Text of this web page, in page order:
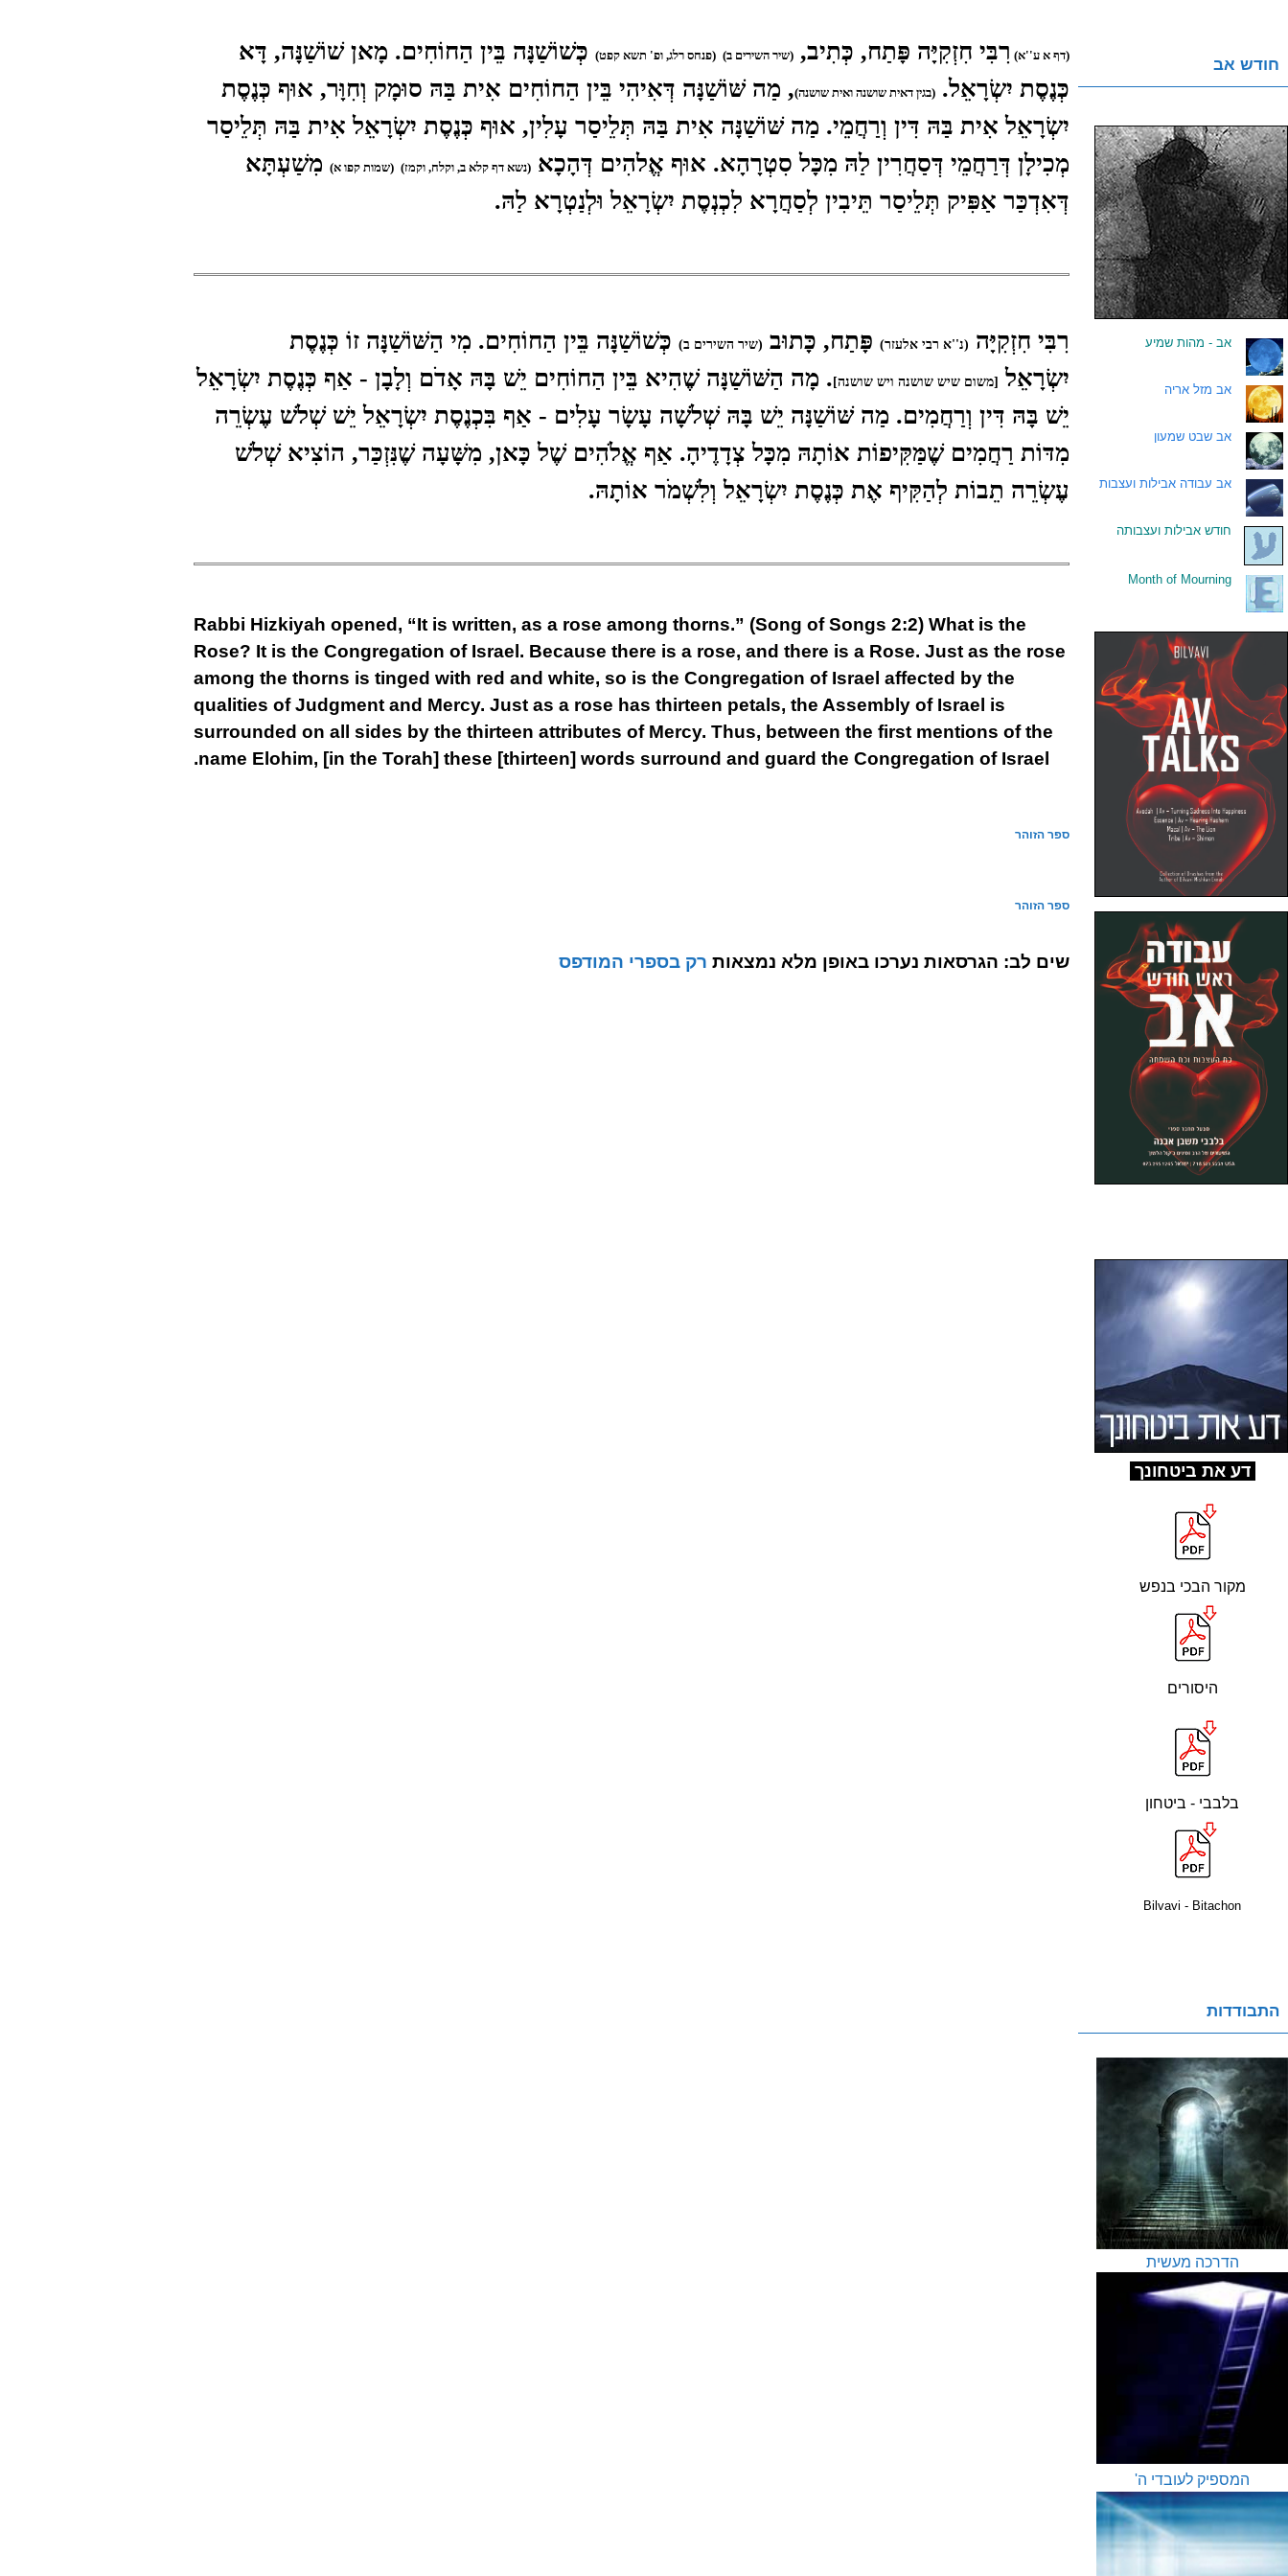
(דף א ע''א) רִבִּי חִזְקִיָּה פָּתַח, כְּתִיב,(שיר השירים ב) (פנחס רלג, ופ' תשא קפט) כְּשׁוֹשַׁנָּה בֵּין הַחוֹחִים. מָאן שׁוֹשַׁנָּה, דָּא
כְּנֶסֶת יִשְׂרָאֵל.(בגין דאית שושנה ואית שושנה), מַה שּׁוֹשַׁנָּה דְּאִיהִי בֵּין הַחוֹחִים אִית בַּהּ סוּמָק וְחִוָּר, אוּף כְּנֶסֶת
יִשְׂרָאֵל אִית בַּהּ דִּין וְרַחֲמֵי. מַה שּׁוֹשַׁנָּה אִית בַּהּ תְּלֵיסַר עָלִין, אוּף כְּנֶסֶת יִשְׂרָאֵל אִית בַּהּ תְּלֵיסַר
מְכִילָן דְּרַחֲמֵי דְּסַחֲרִין לַהּ מִכָּל סִטְרָהָא. אוּף אֱלהִים דְּהָכָא(נשא דף קלא ב, וקלח, וקמז) (שמות קפו א) מִשַׁעְתָּא
דְּאִדְכַּר אַפִּיק תְּלֵיסַר תֵּיבִין לְסַחֲרָא לִכְנְסֶת יִשְׂרָאֵל וּלְנַטְרָא לַהּ.
רִבִּי חִזְקִיָּה (נ''א רבי אלעזר) פָּתַח, כָּתוּב (שיר השירים ב) כְּשׁוֹשַׁנָּה בֵּין הַחוֹחִים. מִי הַשּׁוֹשַׁנָּה זוֹ כְּנֶסֶת
יִשְׂרָאֵל [משום שיש שושנה ויש שושנה]. מָה הַשּׁוֹשַׁנָּה שֶׁהִיא בֵּין הַחוֹחִים יֵשׁ בָּהּ אָדֹם וְלָבָן - אַף כְּנֶסֶת יִשְׂרָאֵל
יֵשׁ בָּהּ דִּין וְרַחֲמִים. מַה שּׁוֹשַׁנָּה יֵשׁ בָּהּ שְׁלֹשָׁה עָשָׂר עָלִים - אַף בִּכְנֶסֶת יִשְׂרָאֵל יֵשׁ שְׁלֹשׁ עֶשְׂרֵה
מִדּוֹת רַחֲמִים שֶׁמַּקִּיפוֹת אוֹתָהּ מִכָּל צְדָדֶיהָ. אַף אֱלֹהִים שֶׁל כָּאן, מִשָּׁעָה שֶׁנִּזְכַּר, הוֹצִיא שְׁלֹשׁ
עֶשְׂרֵה תֵבוֹת לְהַקִּיף אֶת כְּנֶסֶת יִשְׂרָאֵל וְלִשְׁמֹר אוֹתָהּ.
Rabbi Hizkiyah opened, “It is written, as a rose among thorns.” (Song of Songs 2:2) What is the
Rose? It is the Congregation of Israel. Because there is a rose, and there is a Rose. Just as the rose
among the thorns is tinged with red and white, so is the Congregation of Israel affected by the
qualities of Judgment and Mercy. Just as a rose has thirteen petals, the Assembly of Israel is
surrounded on all sides by the thirteen attributes of Mercy. Thus, between the first mentions of the
name Elohim, [in the Torah] these [thirteen] words surround and guard the Congregation of Israel.
ספר הזוהר
ספר הזוהר
שים לב: הגרסאות נערכו באופן מלא נמצאות רק בספרי המודפס
חודש אב
אב - מהות שמיע
אב מזל אריה
אב שבט שמעון
אב עבודה אבילות ועצבות
חודש אבילות ועצבותה
Month of Mourning
דע את ביטחונך
מקור הבכי בנפש
היסורים
בלבבי - ביטחון
Bilvavi - Bitachon
התבודדות
הדרכה מעשית
המספיק לעובדי ה'